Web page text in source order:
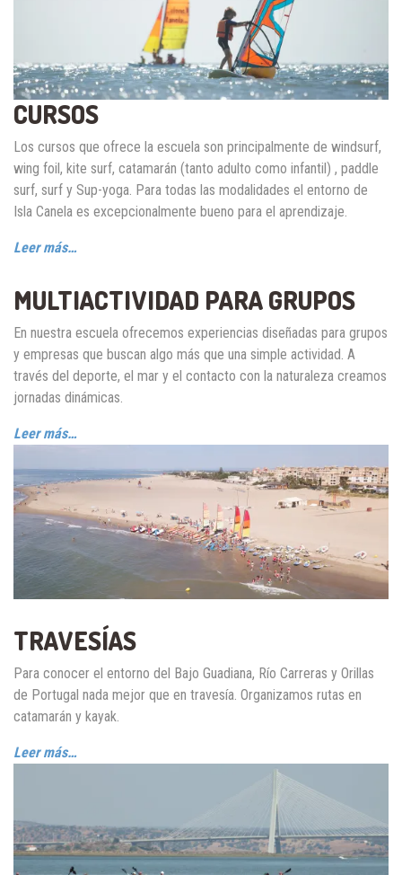
CURSOS
Los cursos que ofrece la escuela son principalmente de windsurf,
wing foil, kite surf, catamarán (tanto adulto como infantil) , paddle
surf, surf y Sup-yoga. Para todas las modalidades el entorno de
Isla Canela es excepcionalmente bueno para el aprendizaje.
Leer más…
MULTIACTIVIDAD PARA GRUPOS
En nuestra escuela ofrecemos experiencias diseñadas para grupos
y empresas que buscan algo más que una simple actividad. A
través del deporte, el mar y el contacto con la naturaleza creamos
jornadas dinámicas.
Leer más…
TRAVESÍAS
Para conocer el entorno del Bajo Guadiana, Río Carreras y Orillas
de Portugal nada mejor que en travesía. Organizamos rutas en
catamarán y kayak.
Leer más…